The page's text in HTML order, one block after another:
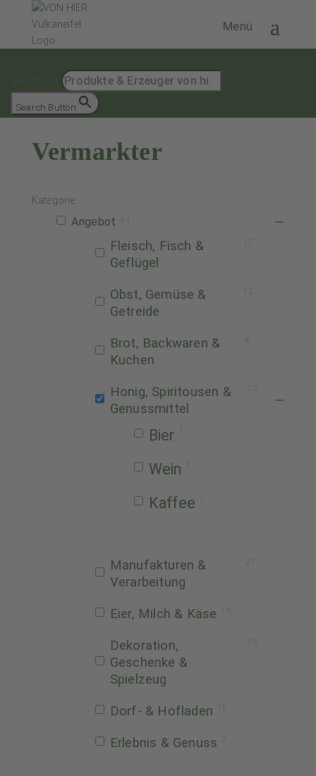
Search Button
Vermarkter
Kategorie
Angebot
Fleisch, Fisch &
Geflügel
Obst, Gemüse &
Getreide
Brot, Backwaren &
Kuchen
Honig, Spiritousen &
Genussmittel
Bier
Wein
Kaffee
Manufakturen &
Verarbeitung
Eier, Milch & Käse
Dekoration,
Geschenke &
Spielzeug
Dorf- & Hofladen
Erlebnis & Genuss